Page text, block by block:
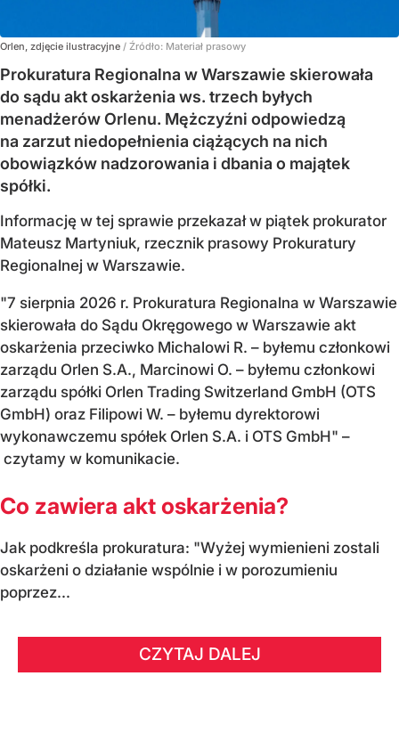
Orlen, zdjęcie ilustracyjne / Źródło: Materiał prasowy
Prokuratura Regionalna w Warszawie skierowała
do sądu akt oskarżenia ws. trzech byłych
menadżerów Orlenu. Mężczyźni odpowiedzą
na zarzut niedopełnienia ciążących na nich
obowiązków nadzorowania i dbania o majątek
spółki.
Informację w tej sprawie przekazał w piątek prokurator
Mateusz Martyniuk, rzecznik prasowy Prokuratury
Regionalnej w Warszawie.
"7 sierpnia 2026 r. Prokuratura Regionalna w Warszawie
skierowała do Sądu Okręgowego w Warszawie akt
oskarżenia przeciwko Michalowi R. – byłemu członkowi
zarządu Orlen S.A., Marcinowi O. – byłemu członkowi
zarządu spółki Orlen Trading Switzerland GmbH (OTS
GmbH) oraz Filipowi W. – byłemu dyrektorowi
wykonawczemu spółek Orlen S.A. i OTS GmbH" –
czytamy w komunikacie.
Co zawiera akt oskarżenia?
Jak podkreśla prokuratura: "Wyżej wymienieni zostali
oskarżeni o działanie wspólnie i w porozumieniu
poprzez...
CZYTAJ DALEJ